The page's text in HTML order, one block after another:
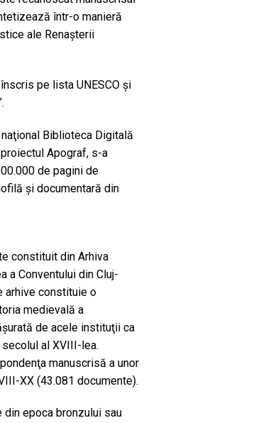
într-o manieră
ale Renaşterii
pe lista UNESCO și
Biblioteca Digitală
Apograf, s-a
de pagini de
şi documentară din
constituit din Arhiva
a Conventului din Cluj-
arhive constituie o
medievală a
de acele instituţii ca
al XVIII-lea.
manuscrisă a unor
XX (43.081 documente).
epoca bronzului sau